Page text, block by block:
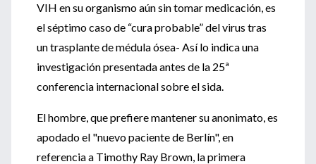
VIH en su organismo aún sin tomar medicación, es
el séptimo caso de “cura probable” del virus tras
un trasplante de médula ósea- Así lo indica una
investigación presentada antes de la 25ª
conferencia internacional sobre el sida.
El hombre, que prefiere mantener su anonimato, es
apodado el "nuevo paciente de Berlín", en
referencia a Timothy Ray Brown, la primera